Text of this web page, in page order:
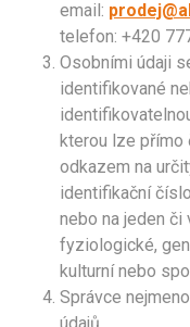
email:
telefon: +420
Osobními údaji
identifikované
kterou lze přímo
odkazem na
identifikační
nebo na jeden
fyziologické,
kulturní nebo
Správce